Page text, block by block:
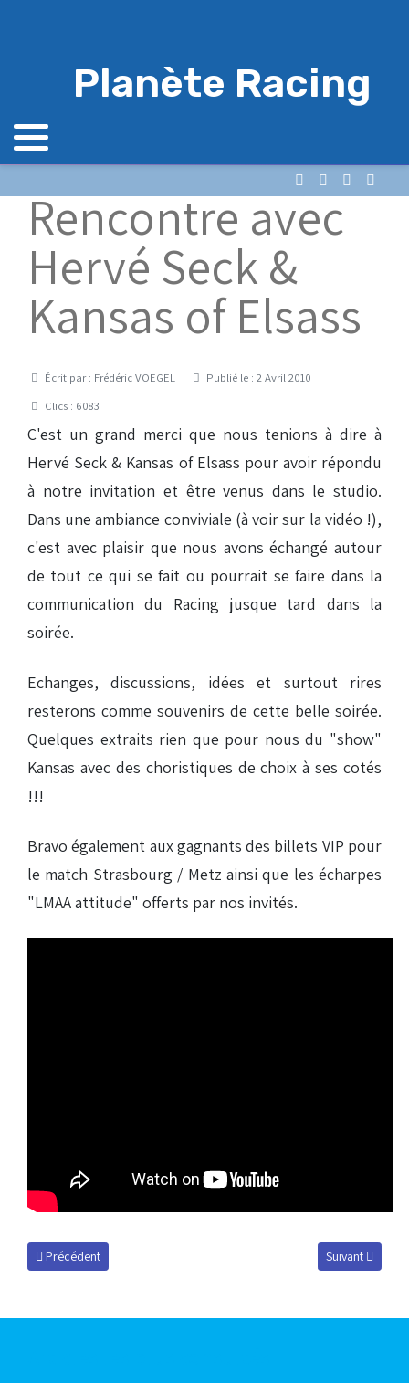
Planète Racing
Rencontre avec
Hervé Seck &
Kansas of Elsass
DétailsÉcrit par : Frédéric VOEGEL
Publié le : 2 Avril 2010
Clics : 6083
C'est un grand merci que nous tenions à dire à
Hervé Seck & Kansas of Elsass pour avoir répondu
à notre invitation et être venus dans le studio.
Dans une ambiance conviviale (à voir sur la vidéo !),
c'est avec plaisir que nous avons échangé autour
de tout ce qui se fait ou pourrait se faire dans la
communication du Racing jusque tard dans la
soirée.
Echanges, discussions, idées et surtout rires
resterons comme souvenirs de cette belle soirée.
Quelques extraits rien que pour nous du "show"
Kansas avec des choristiques de choix à ses cotés
!!!
Bravo également aux gagnants des billets VIP pour
le match Strasbourg / Metz ainsi que les écharpes
"LMAA attitude" offerts par nos invités.
Article précédent : Podcast du 8 avril 2010
Précédent Article suivant
Suivant